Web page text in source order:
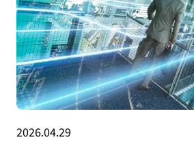
2026.04.29